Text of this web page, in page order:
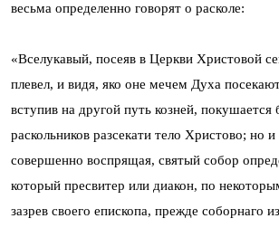
весьма определенно говорят о расколе:
«Вселукавый, посеяв в Церкви Христовой
плевел, и видя, яко оне мечем Духа
вступив на другой путь козней, покушается
раскольников разсекати тело Христово; но и
совершенно воспрящая, святый собор
который пресвитер или диакон, по
зазрев своего епископа, прежде соборнаго